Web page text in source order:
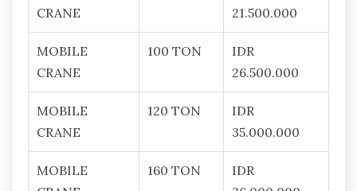
CRANE 21.500.000
MOBILE
CRANE
100 TON
IDR
26.500.000
MOBILE
CRANE
120 TON
IDR
35.000.000
MOBILE
160 TON
IDR